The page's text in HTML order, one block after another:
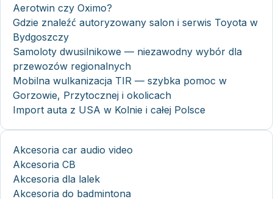
Aerotwin czy Oximo?
Gdzie znaleźć autoryzowany salon i serwis Toyota w
Bydgoszczy
Samoloty dwusilnikowe — niezawodny wybór dla
przewozów regionalnych
Mobilna wulkanizacja TIR — szybka pomoc w
Gorzowie, Przytocznej i okolicach
Import auta z USA w Kolnie i całej Polsce
Akcesoria car audio video
Akcesoria CB
Akcesoria dla lalek
Akcesoria do badmintona